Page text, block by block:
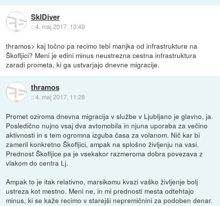
SkIDiver
::4. maj 2017, 10:49
thramos> kaj točno pa recimo tebi manjka od infrastrukture na
Škofljici? Meni je edini minus neustrezna cestna infrastruktura
zaradi prometa, ki ga ustvarjajo dnevne migracije.
thramos
::4. maj 2017, 11:28
Promet oziroma dnevna migracija v službe v Ljubljano je glavno, ja.
Posledično nujno vsaj dva avtomobila in njuna uporaba za večino
aktivnosti in s tem ogromna izguba časa za volanom. Nič kar bi
zameril konkretno Škofljici, ampak na splošno življenju na vasi.
Prednost Škofljice pa je vsekakor razmeroma dobra povezava z
vlakom do centra Lj.
Ampak to je itak relativno, marsikomu kvazi vaško življenje bolj
ustreza kot mestno. Meni ne, in mi prednosti mesta odtehtajo
minus, ki se kaže recimo v starejši nepremičnini za podoben denar.